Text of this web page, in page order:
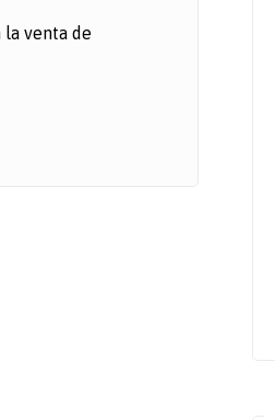
la venta de